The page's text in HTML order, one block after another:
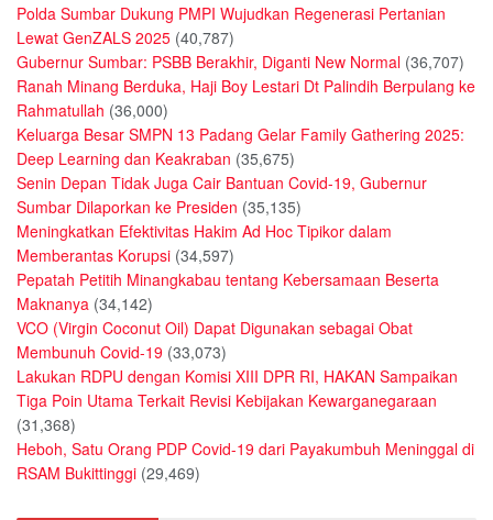
Polda Sumbar Dukung PMPI Wujudkan Regenerasi Pertanian
Lewat GenZALS 2025 (40,787)
Gubernur Sumbar: PSBB Berakhir, Diganti New Normal (36,707)
Ranah Minang Berduka, Haji Boy Lestari Dt Palindih Berpulang ke
Rahmatullah (36,000)
Keluarga Besar SMPN 13 Padang Gelar Family Gathering 2025:
Deep Learning dan Keakraban (35,675)
Senin Depan Tidak Juga Cair Bantuan Covid-19, Gubernur
Sumbar Dilaporkan ke Presiden (35,135)
Meningkatkan Efektivitas Hakim Ad Hoc Tipikor dalam
Memberantas Korupsi (34,597)
Pepatah Petitih Minangkabau tentang Kebersamaan Beserta
Maknanya (34,142)
VCO (Virgin Coconut Oil) Dapat Digunakan sebagai Obat
Membunuh Covid-19 (33,073)
Lakukan RDPU dengan Komisi XIII DPR RI, HAKAN Sampaikan
Tiga Poin Utama Terkait Revisi Kebijakan Kewarganegaraan
(31,368)
Heboh, Satu Orang PDP Covid-19 dari Payakumbuh Meninggal di
RSAM Bukittinggi (29,469)